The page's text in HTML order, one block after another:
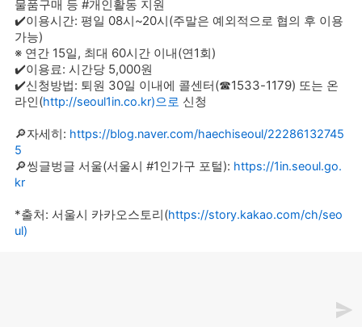
물품구매 등 #개인활동 지원
✔️이용시간: 평일 08시~20시(주말은 예외적으로 협의 후 이용
가능)
※ 연간 15일, 최대 60시간 이내(연1회)
✔️이용료: 시간당 5,000원
✔️신청방법: 퇴원 30일 이내에 콜센터(☎1533-1179) 또는 온
라인(http://seoul1in.co.kr)으로 신청
🔎자세히: https://blog.naver.com/haechiseoul/22286132745
5
🔎씽글벙글 서울(서울시 #1인가구 포털): https://1in.seoul.go.
kr
*출처: 서울시 카카오스토리(https://story.kakao.com/ch/seo
ul)